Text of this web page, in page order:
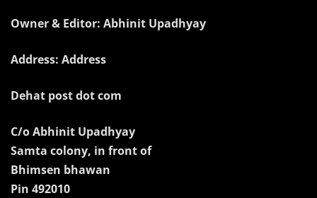
Owner & Editor: Abhinit Upadhyay
Address: Address
Dehat post dot com
C/o Abhinit Upadhyay
Samta colony, in front of
Bhimsen bhawan
Pin 492010